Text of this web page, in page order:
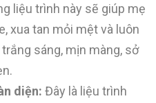
liệu trình này sẽ giúp mẹ
xua tan mỏi mệt và luôn
sáng, mịn màng, sở
diện: Đây là liệu trình